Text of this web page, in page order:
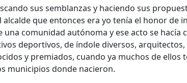
sus semblanzas y haciendo sus
que entonces era yo tenía el honor de
comunidad autónoma y ese acto se hacía
deportivos, de índole diversos,
y premiados, cuando ya muchos de ellos
municipios donde nacieron.